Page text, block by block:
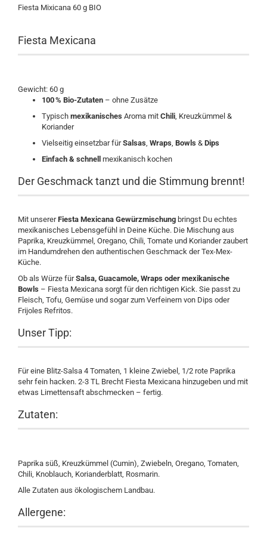
Fiesta Mixicana 60 g BIO
Fiesta Mexicana
Gewicht: 60 g
100 % Bio-Zutaten – ohne Zusätze
Typisch mexikanisches Aroma mit Chili, Kreuzkümmel &
Koriander
Vielseitig einsetzbar fürSalsas, Wraps, Bowls & Dips
Einfach & schnell mexikanisch kochen
Der Geschmack tanzt und die Stimmung brennt!
Mit unsererFiesta Mexicana Gewürzmischung bringst Du echtes
mexikanisches Lebensgefühl in Deine Küche. Die Mischung aus
Paprika, Kreuzkümmel, Oregano, Chili, Tomate und Koriander zaubert
im Handumdrehen den authentischen Geschmack der Tex-Mex-
Küche.
Ob als Würze fürSalsa, Guacamole, Wraps oder mexikanische
Bowls – Fiesta Mexicana sorgt für den richtigen Kick. Sie passt zu
Fleisch, Tofu, Gemüse und sogar zum Verfeinern von Dips oder
Frijoles Refritos.
Unser Tipp:
Für eine Blitz-Salsa 4 Tomaten, 1 kleine Zwiebel, 1/2 rote Paprika
sehr fein hacken. 2-3 TL Brecht Fiesta Mexicana hinzugeben und mit
etwas Limettensaft abschmecken – fertig.
Zutaten:
Paprika süß, Kreuzkümmel (Cumin), Zwiebeln, Oregano, Tomaten,
Chili, Knoblauch, Korianderblatt, Rosmarin.
Alle Zutaten aus ökologischem Landbau.
Allergene: